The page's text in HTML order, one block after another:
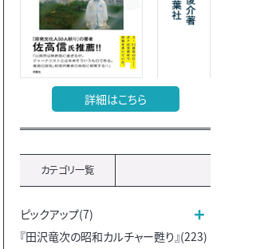
詳細はこちら
カテゴリ一覧
ピックアップ(7)
『田沢竜次の昭和カルチャー甦り』(223)